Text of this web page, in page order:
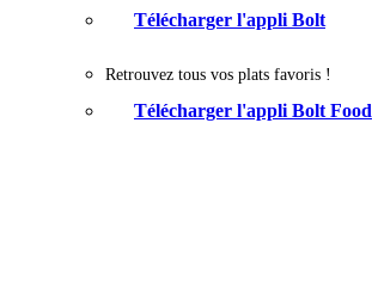
Télécharger l'appli Bolt
Retrouvez tous vos plats favoris !
Télécharger l'appli Bolt Food